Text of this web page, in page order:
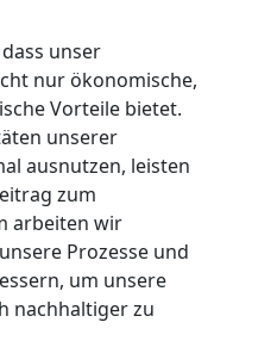
unser
nur ökonomische,
Vorteile bietet.
unserer
ausnutzen, leisten
zum
arbeiten wir
Prozesse und
um unsere
nachhaltiger zu